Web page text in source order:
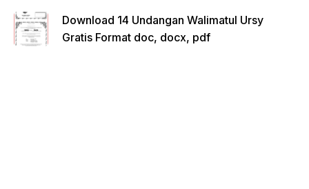
Download 14 Undangan Walimatul Ursy
Gratis Format doc, docx, pdf